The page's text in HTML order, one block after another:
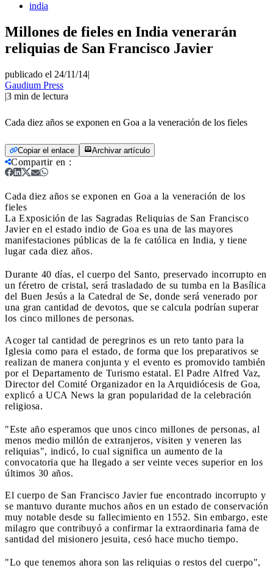
india
Millones de fieles en India venerarán
reliquias de San Francisco Javier
publicado el 24/11/14|
Gaudium Press
|3 min de lectura
Cada diez años se exponen en Goa a la veneración de los fieles
Copiar el enlace Archivar artículo
Compartir en :
Cada diez años se exponen en Goa a la veneración de los
fieles
La Exposición de las Sagradas Reliquias de San Francisco
Javier en el estado indio de Goa es una de las mayores
manifestaciones públicas de la fe católica en India, y tiene
lugar cada diez años.
Durante 40 días, el cuerpo del Santo, preservado incorrupto en
un féretro de cristal, será trasladado de su tumba en la Basílica
del Buen Jesús a la Catedral de Se, donde será venerado por
una gran cantidad de devotos, que se calcula podrían superar
los cinco millones de personas.
Acoger tal cantidad de peregrinos es un reto tanto para la
Iglesia como para el estado, de forma que los preparativos se
realizan de manera conjunta y el evento es promovido también
por el Departamento de Turismo estatal. El Padre Alfred Vaz,
Director del Comité Organizador en la Arquidiócesis de Goa,
explicó a UCA News la gran popularidad de la celebración
religiosa.
"Este año esperamos que unos cinco millones de personas, al
menos medio millón de extranjeros, visiten y veneren las
reliquias", indicó, lo cual significa un aumento de la
convocatoria que ha llegado a ser veinte veces superior en los
últimos 30 años.
El cuerpo de San Francisco Javier fue encontrado incorrupto y
se mantuvo durante muchos años en un estado de conservación
muy notable desde su fallecimiento en 1552. Sin embargo, este
milagro que contribuyó a confirmar la extraordinaria fama de
santidad del misionero jesuita, cesó hace mucho tiempo.
"Lo que tenemos ahora son las reliquias o restos del cuerpo",